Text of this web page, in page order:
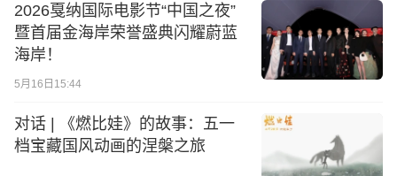
2026戛纳国际电影节“中国之夜”
暨首届金海岸荣誉盛典闪耀蔚蓝
海岸！
5月16日15:44
对话 | 《燃比娃》的故事：五一
档宝藏国风动画的涅槃之旅